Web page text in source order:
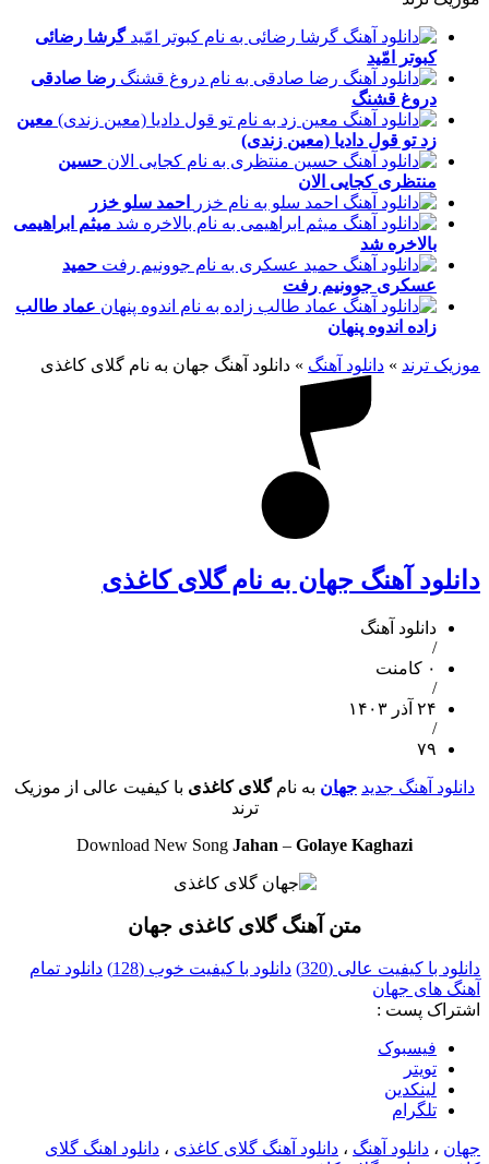
گرشا رضائی
کبوتر امّید
رضا صادقی
دروغ قشنگ
معین
زدتو قول دادیا (معین زندی)
حسین
منتظریکجایی الان
احمد سلو خزر
میثم ابراهیمی
بالاخره شد
حمید
عسکری جوونیم رفت
عماد طالب
زاده اندوه پنهان
موزیک ترند » دانلود آهنگ » دانلود آهنگ جهان به نام گلای کاغذی
دانلود آهنگ جهان به نام گلای کاغذی
دانلود آهنگ
/
۰ کامنت
/
۲۴ آذر ۱۴۰۳
/
۷۹
دانلود آهنگ جدید جهان به نامگلای کاغذی با کیفیت عالی از موزیک
ترند
Download New Song Jahan – Golaye Kaghazi
متن آهنگ گلای کاغذی جهان
دانلود با کیفیت عالی (320) دانلود با کیفیت خوب (128)
دانلود تمام
آهنگ های جهان
اشتراک پست :
فيسبوک
تويتر
لینکدین
تلگرام
جهان ، دانلود آهنگ ، دانلود آهنگ گلای کاغذی ، دانلود اهنگ گلای